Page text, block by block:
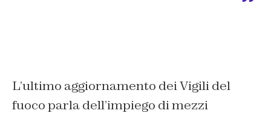
L’ultimo aggiornamento dei Vigili del
fuoco parla dell’impiego di mezzi